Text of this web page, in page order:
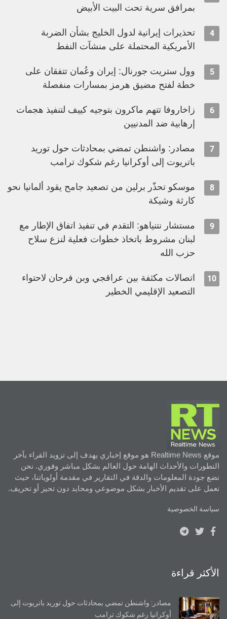
بمرافق سرية تحت البيت الأبيض
4
تحذيرات إيرانية لدول الخليج بشأن الضربة
الأمريكية المحتملة على منشآت النفط
5
وول ستريت جورنال: إيران وعُمان تتفقان على
خطة لفتح مضيق هرمز بمسارات منفصلة
6
زاخاروفا تتهم ماكرون بتوجيه كييف لتنفيذ هجمات
إرهابية ضد المدنيين
7
مصادر: واشنطن تمضي بمحادثات حول توريد
باتريوت إلى أوكرانيا رغم شكوك ترامب
8
موسكو تحذّر برلين من تصعيد جامح يقود ألمانيا نحو
كارثة وشيكة
9
مستشار نتنياهو: التقدم في تنفيذ اتفاق الإطار مع
لبنان مشروط باتخاذ خطوات فعلية لنزع سلاح
حزب الله
10
اتصالات مكثفة بين عراقجي وبن فرحان لاحتواء
التصعيد الإقليمي الخطير
موقع Realtime News هو موقع إخباري يهدف إلى تزويد القراء بآخر
التطورات والأحداث الهامة حول العالم بشكل مباشر وفوري. نحن
نضع جودة المعلومات والدقة في التقارير في مقدمة أولوياتنا، حيث
نعمل على تقديم الأخبار بشكل موضوعي ومحايد دون تحيز أو تحريف.
سياسة الخصوصية
الأكثر قراءة
مصادر: واشنطن تمضي بمحادثات حول توريد باتريوت إلى
أوكرانيا رغم شكوك ترامب